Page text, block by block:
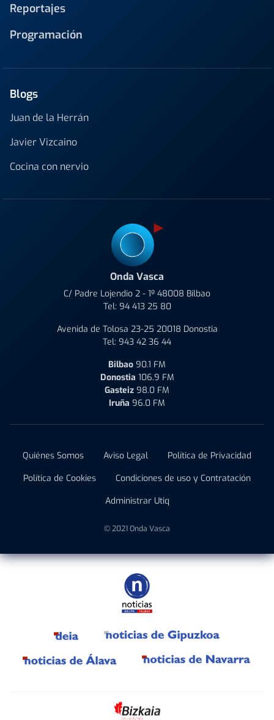
Reportajes
Programación
Blogs
Juan de la Herrán
Javier Vizcaino
Cocina con nervio
Onda Vasca
C/ Padre Lojendio 2 - 1º 48008 Bilbao
Tel: 94 413 25 80
Avenida de Tolosa 23-25 20018 Donostia
Tel: 943 42 36 44
Bilbao 90.1 FM
Donostia 106.9 FM
Gasteiz 98.0 FM
Iruña 96.0 FM
Quiénes Somos Aviso Legal
Política de Privacidad
Política de Cookies
Condiciones de uso y Contratación
Administrar Utiq
© 2021 Onda Vasca